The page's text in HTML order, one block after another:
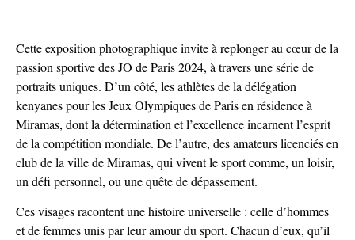
Cette exposition photographique invite à replonger au cœur de la
passion sportive des JO de Paris 2024, à travers une série de
portraits uniques. D’un côté, les athlètes de la délégation
kenyanes pour les Jeux Olympiques de Paris en résidence à
Miramas, dont la détermination et l’excellence incarnent l’esprit
de la compétition mondiale. De l’autre, des amateurs licenciés en
club de la ville de Miramas, qui vivent le sport comme, un loisir,
un défi personnel, ou une quête de dépassement.
Ces visages racontent une histoire universelle : celle d’hommes
et de femmes unis par leur amour du sport. Chacun d’eux, qu’il